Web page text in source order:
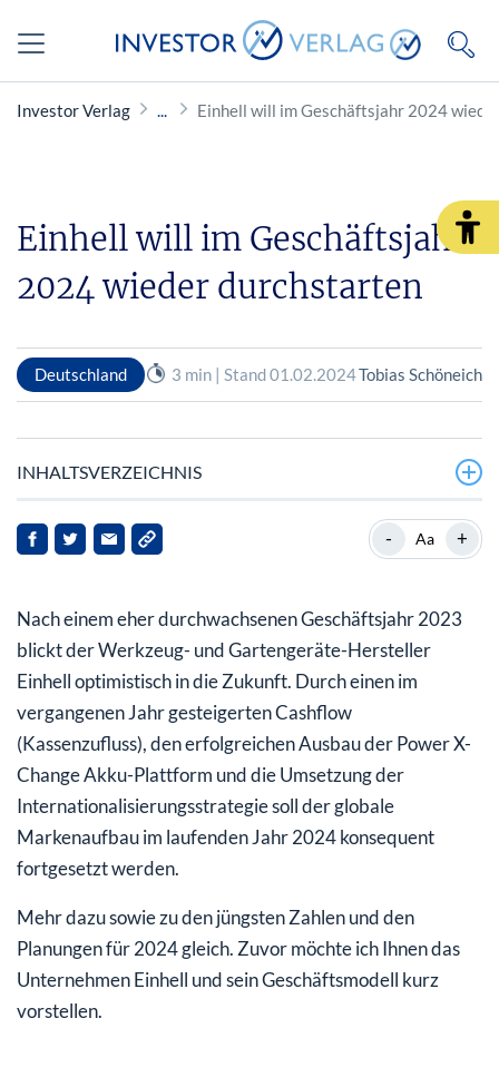
Investor Verlag Einhell will im Geschäftsjahr 2024
Einhell will im Geschäftsjahr
2024 wieder durchstarten
Deutschland 3 min | Stand 01.02.2024Tobias Schöneich
INHALTSVERZEICHNIS
Einhell im Kurzporträt
Wachstumsstrategie für 2024
- Aa +
Nach einem eher durchwachsenen Geschäftsjahr 2023
blickt der Werkzeug- und Gartengeräte-Hersteller
Einhell optimistisch in die Zukunft. Durch einen im
vergangenen Jahr gesteigerten Cashflow
(Kassenzufluss), den erfolgreichen Ausbau der Power X-
Change Akku-Plattform und die Umsetzung der
Internationalisierungsstrategie soll der globale
Markenaufbau im laufenden Jahr 2024 konsequent
fortgesetzt werden.
Mehr dazu sowie zu den jüngsten Zahlen und den
Planungen für 2024 gleich. Zuvor möchte ich Ihnen das
Unternehmen Einhell und sein Geschäftsmodell kurz
vorstellen.